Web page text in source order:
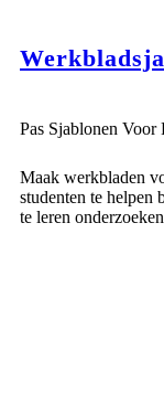
Pas Sjablonen Voor
Maak werkbladen
studenten te helpen
te leren